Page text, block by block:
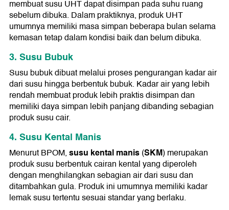
membuat susu UHT dapat disimpan pada suhu ruang
sebelum dibuka. Dalam praktiknya, produk UHT
umumnya memiliki masa simpan beberapa bulan selama
kemasan tetap dalam kondisi baik dan belum dibuka.
3. Susu Bubuk
Susu bubuk dibuat melalui proses pengurangan kadar air
dari susu hingga berbentuk bubuk. Kadar air yang lebih
rendah membuat produk lebih praktis disimpan dan
memiliki daya simpan lebih panjang dibanding sebagian
produk susu cair.
4. Susu Kental Manis
Menurut BPOM,susu kental manis(SKM) merupakan
produk susu berbentuk cairan kental yang diperoleh
dengan menghilangkan sebagian air dari susu dan
ditambahkan gula. Produk ini umumnya memiliki kadar
lemak susu tertentu sesuai standar yang berlaku.